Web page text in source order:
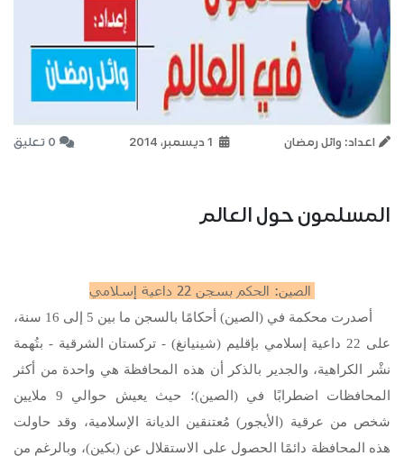
اعداد: وائل رمضان 0 تعليق
المسلمون حول العالم
الصين: الحكم بسجن 22 داعية إسلامي
أصدرت محكمة في (الصين) أحكامًا بالسجن ما بين 5 إلى 16 سنة،
على 22 داعية إسلامي بإقليم (شينيانغ) - تركستان الشرقية - بتُهمة
نشْر الكراهية، والجدير بالذكر أن هذه المحافظة هي واحدة من أكثر
المحافظات اضطرابًا في (الصين)؛ حيث يعيش حوالي 9 ملايين
شخص من عرقية (الأيجور) مُعتنقين الديانة الإسلامية، وقد حاولت
هذه المحافظة دائمًا الحصول على الاستقلال عن (بكين)، وبالرغم من